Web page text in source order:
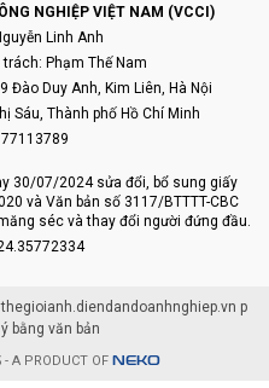
NGHIỆP VIỆT NAM (VCCI)
Linh Anh
Phạm Thế Nam
Đào Duy Anh, Kim Liên, Hà Nội
Sáu, Thành phố Hồ Chí Minh
30/07/2024 sửa đổi, bổ sung giấy
và Văn bản số 3117/BTTTT-CBC
séc và thay đổi người đứng đầu.
p
bằng văn bản
- A PRODUCT OF NEKO